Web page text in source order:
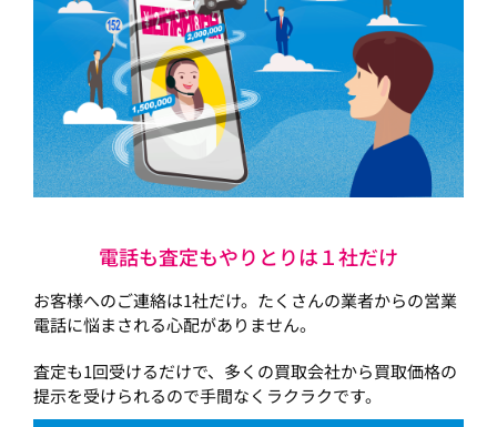
電話も査定もやりとりは１社だけ
お客様へのご連絡は1社だけ。たくさんの業者からの営業
電話に悩まされる心配がありません。
査定も1回受けるだけで、多くの買取会社から買取価格の
提示を受けられるので手間なくラクラクです。